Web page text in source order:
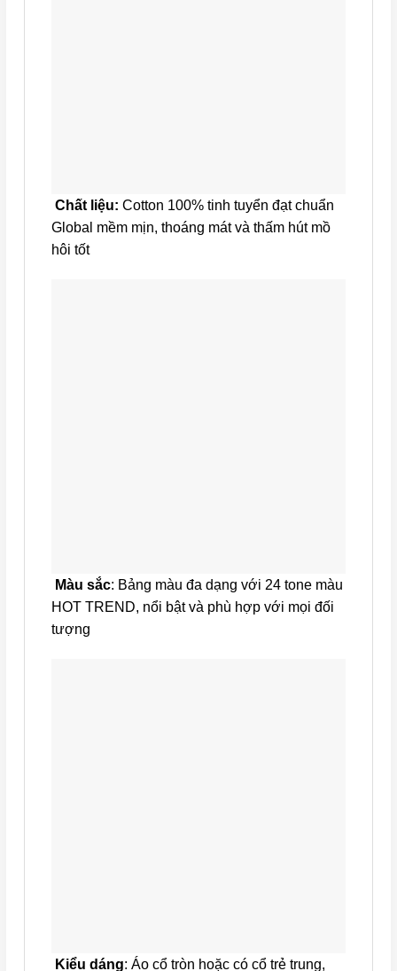
Chất liệu: Cotton 100% tinh tuyển đạt chuẩn
Global mềm mịn, thoáng mát và thấm hút mồ
hôi tốt
Màu sắc: Bảng màu đa dạng với 24 tone màu
HOT TREND, nổi bật và phù hợp với mọi đối
tượng
Kiểu dáng: Áo cổ tròn hoặc có cổ trẻ trung,